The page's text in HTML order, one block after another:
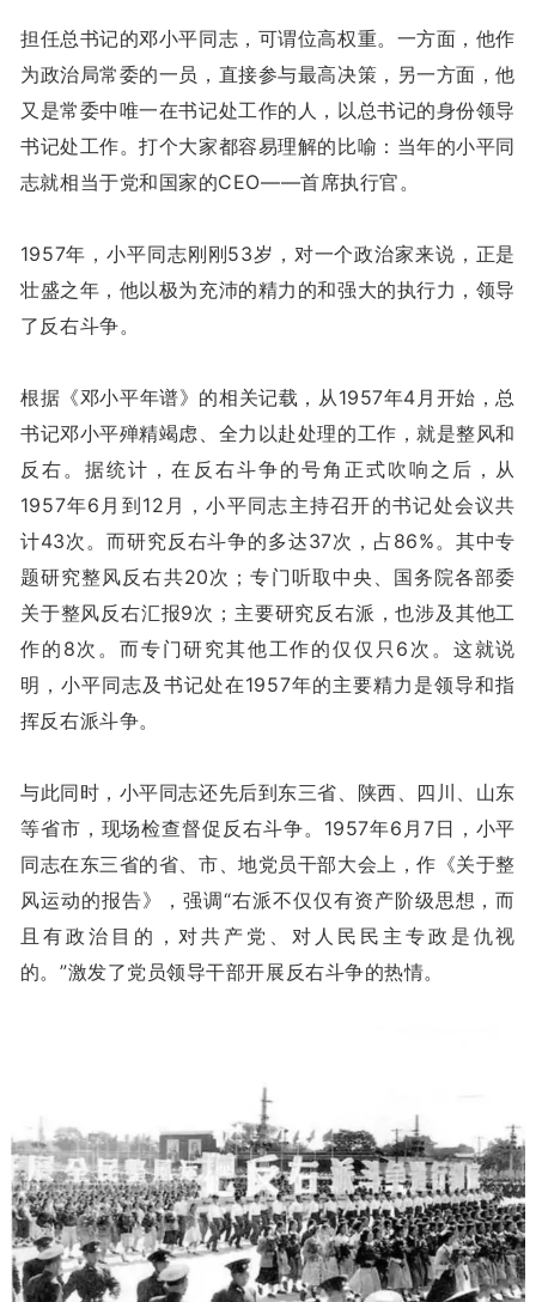
担任总书记的邓小平同志，可谓位高权重。一方面，他作
为政治局常委的一员，直接参与最高决策，另一方面，他
又是常委中唯一在书记处工作的人，以总书记的身份领导
书记处工作。打个大家都容易理解的比喻：当年的小平同
志就相当于党和国家的CEO——首席执行官。
1957年，小平同志刚刚53岁，对一个政治家来说，正是
壮盛之年，他以极为充沛的精力的和强大的执行力，领导
了反右斗争。
根据《邓小平年谱》的相关记载，从1957年4月开始，总
书记邓小平殚精竭虑、全力以赴处理的工作，就是整风和
反右。据统计，在反右斗争的号角正式吹响之后，从
1957年6月到12月，小平同志主持召开的书记处会议共
计43次。而研究反右斗争的多达37次，占86%。其中专
题研究整风反右共20次；专门听取中央、国务院各部委
关于整风反右汇报9次；主要研究反右派，也涉及其他工
作的8次。而专门研究其他工作的仅仅只6次。这就说
明，小平同志及书记处在1957年的主要精力是领导和指
挥反右派斗争。
与此同时，小平同志还先后到东三省、陕西、四川、山东
等省市，现场检查督促反右斗争。1957年6月7日，小平
同志在东三省的省、市、地党员干部大会上，作《关于整
风运动的报告》，强调“右派不仅仅有资产阶级思想，而
且有政治目的，对共产党、对人民民主专政是仇视
的。”激发了党员领导干部开展反右斗争的热情。